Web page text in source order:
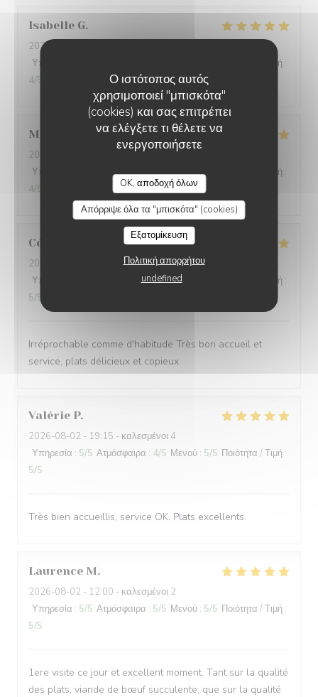
Ο ιστότοπος αυτός
χρησιμοποιεί "μπισκότα"
(cookies) και σας επιτρέπει
να ελέγξετε τι θέλετε να
ενεργοποιήσετε
OK, αποδοχή όλων
Απόρριψε όλα τα "μπισκότα" (cookies)
Εξατομίκευση
Πολιτική απορρήτου
undefined
Isabelle G
2026-08-01
Υπηρεσία
Ποιότητα / Τιμή :
4/5
Mathéo
2026-07-31
- 18:30 - καλεσμένοι 2
Υπηρεσία
Ατμόσφαιρα:5/5 Μενού:5 Ποιότητα / Τιμή :
4/5
Céline
2026-08-02
- 12:30 - καλεσμένοι 6
Υπηρεσία
Ατμόσφαιρα:5/5 Μενού Ποιότητα / Τιμή :
5/5
Irréprochable comme d'habitude Très bon accueil et
service, plats délicieux et copieux
Valérie P
2026-08-02 - 19:15 - καλεσμένοι 4
Υπηρεσία : 5/5 Ατμόσφαιρα : 4/5 Μενού : 5/5 Ποιότητα / Τιμή :
5/5
Très bien accueillis, service OK. Plats excellents.
Laurence M
2026-08-02 - 12:00 - καλεσμένοι 2
Υπηρεσία : 5/5 Ατμόσφαιρα : 5/5 Μενού : 5/5 Ποιότητα / Τιμή :
5/5
1ere visite ce jour et excellent moment. Tant sur la qualité
des plats, viande de bœuf succulente, que sur la qualité
L'AILE ET LA CUISSE